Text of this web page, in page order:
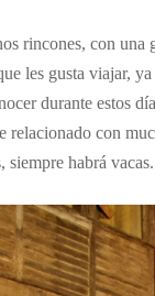
rincones, con
les gusta viajar,
durante estos
relacionado con
siempre habrá vacas.